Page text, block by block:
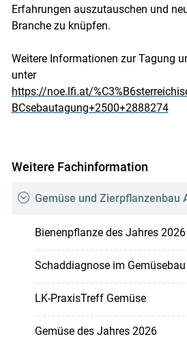
Erfahrungen auszutauschen und
Branche zu knüpfen.
Weitere Informationen zur Tagung
unter
https://noe.lfi.at/
BCsebautagung+2500+2888274
Weitere Fachinformation
Gemüse und Zierpflanzenbau
Bienenpflanze des Jahres 2026
Schaddiagnose im
LK-PraxisTreff Gemüse
Gemüse des Jahres 2026